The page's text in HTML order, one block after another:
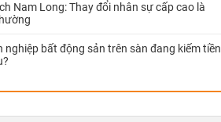
Nam Long: Thay đổi nhân sự cấp cao là
nghiệp bất động sản trên sàn đang kiếm tiền